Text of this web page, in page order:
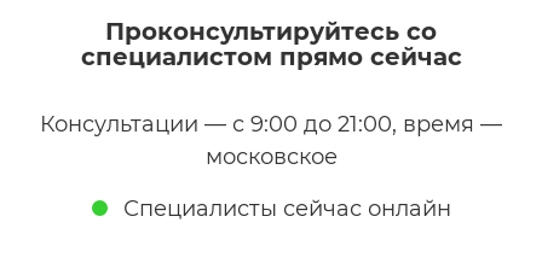
Проконсультируйтесь со
специалистом прямо сейчас
Консультации — с 9:00 до 21:00, время —
московское
Специалисты сейчас онлайн